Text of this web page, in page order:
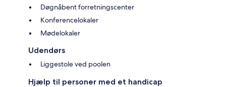
Døgnåbent forretningscenter
Konferencelokaler
Mødelokaler
Udendørs
Liggestole ved poolen
Hjælp til personer med et handicap